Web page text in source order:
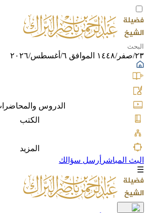
٢٣/صفر/١٤٤٨ الموافق ٦/أغسطس/٢٠٢٦
الدروس
الكتب
المزيد
البث المباشر أرسل سؤالك
☰